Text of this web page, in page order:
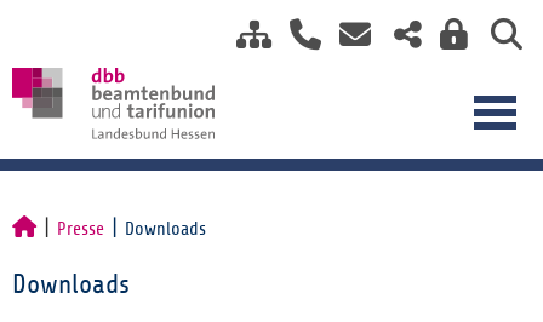
Presse Downloads
Downloads